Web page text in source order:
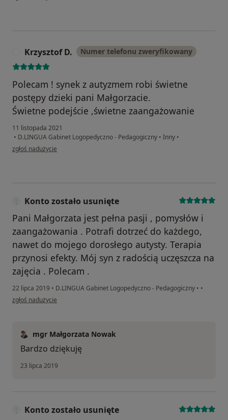
Krzysztof D. Numer telefonu zweryfikowany
Polecam ! synek z autyzmem robi świetne
postępy dzieki pani Małgorzacie.
Świetne podejście ,świetne zaangażowanie
11 listopada 2021
• D.LINGUA Gabinet Logopedyczno - Pedagogiczny • Inny •
w opinii użytkownika Krzysztof D.
zgłoś nadużycie
Konto zostało usunięte
Pani Małgorzata jest pełna pasji , pomysłów i
zaangażowania . Potrafi dotrzeć do każdego,
nawet do mojego dorosłego autysty. Terapia
przynosi efekty. Mój syn z radością uczęszcza na
zajęcia . Polecam .
22 lipca 2019 • D.LINGUA Gabinet Logopedyczno - Pedagogiczny • •
w opinii użytkownika Konto zostało usunięte
zgłoś nadużycie
mgr Małgorzata Nowak
Bardzo dziękuję
23 lipca 2019
Konto zostało usunięte